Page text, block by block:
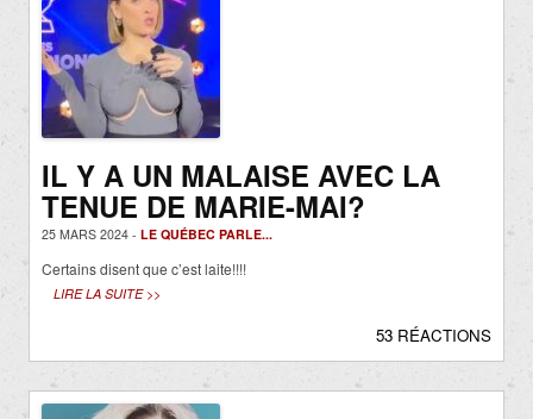
IL Y A UN MALAISE AVEC LA
TENUE DE MARIE-MAI?
25 MARS 2024 - LE QUÉBEC PARLE...
Certains disent que c’est laite!!!!
LIRE LA SUITE >>
53 RÉACTIONS